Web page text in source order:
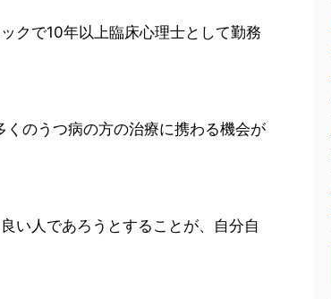
クで10年以上臨床心理士として勤務
のうつ病の方の治療に携わる機会が
い人であろうとすることが、自分自